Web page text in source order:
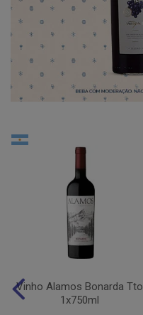
Vinho Alamos Bonarda Tto
1x750ml